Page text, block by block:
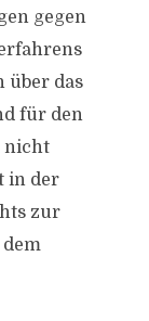
gegen
über das
für den
nicht
in der
zur